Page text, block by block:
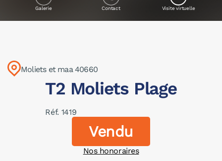
Galerie Contact Visite virtuelle
Moliets et maa 40660
T2 Moliets Plage
Réf. 1419
Vendu
Nos honoraires